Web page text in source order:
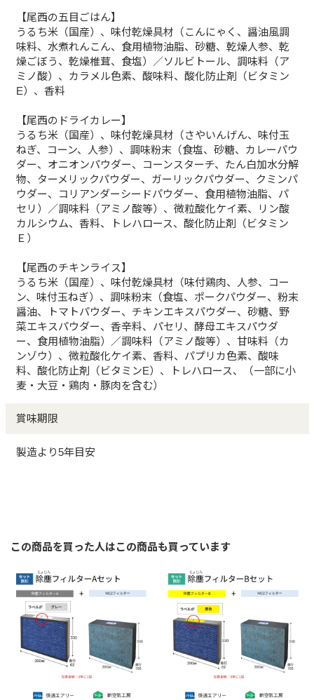
【尾西の五目ごはん】
うるち米（国産）、味付乾燥具材（こんにゃく、醤油風調
味料、水煮れんこん、食用植物油脂、砂糖、乾燥人参、乾
燥ごぼう、乾燥椎茸、食塩）／ソルビトール、調味料（ア
ミノ酸）、カラメル色素、酸味料、酸化防止剤（ビタミン
E）、香料
【尾西のドライカレー】
うるち米（国産）、味付乾燥具材（さやいんげん、味付玉
ねぎ、コーン、人参）、調味粉末（食塩、砂糖、カレーパウ
ダー、オニオンパウダー、コーンスターチ、たん白加水分解
物、ターメリックパウダー、ガーリックパウダー、クミンパ
ウダー、コリアンダーシードパウダー、食用植物油脂、パ
セリ）／調味料（アミノ酸等）、微粒酸化ケイ素、リン酸
カルシウム、香料、トレハロース、酸化防止剤（ビタミン
Ｅ）
【尾西のチキンライス】
うるち米（国産）、味付乾燥具材（味付鶏肉、人参、コー
ン、味付玉ねぎ）、調味粉末（食塩、ポークパウダー、粉末
醤油、トマトパウダー、チキンエキスパウダー、砂糖、野
菜エキスパウダー、香辛料、パセリ、酵母エキスパウダ
ー、食用植物油脂）／調味料（アミノ酸等）、甘味料（カ
ンゾウ）、微粒酸化ケイ素、香料、パプリカ色素、酸味
料、酸化防止剤（ビタミンE）、トレハロース、（一部に小
麦・大豆・鶏肉・豚肉を含む）
賞味期限
製造より5年目安
この商品を買った人はこの商品も買っています